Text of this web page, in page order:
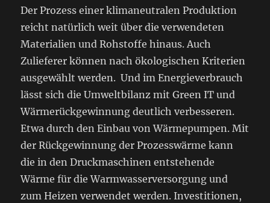
Der Prozess einer klimaneutralen Produktion
reicht natürlich weit über die verwendeten
Materialien und Rohstoffe hinaus. Auch
Zulieferer können nach ökologischen Kriterien
ausgewählt werden. Und im Energieverbrauch
lässt sich die Umweltbilanz mit Green IT und
Wärmerückgewinnung deutlich verbesseren.
Etwa durch den Einbau von Wärmepumpen. Mit
der Rückgewinnung der Prozesswärme kann
die in den Druckmaschinen entstehende
Wärme für die Warmwasserversorgung und
zum Heizen verwendet werden. Investitionen,